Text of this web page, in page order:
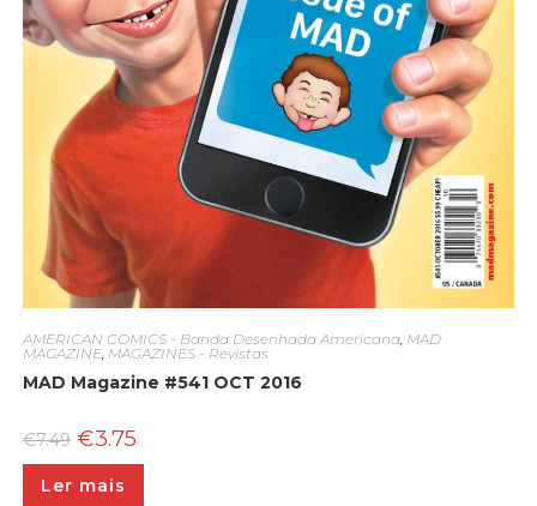
AMERICAN COMICS - Banda Desenhada Americana, MAD
MAGAZINE, MAGAZINES - Revistas
MAD Magazine #541 OCT 2016
€7.49 O
preço
original
era:
€3.75O
preço
atual
Ler mais